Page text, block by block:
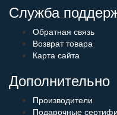
Служба
Обратная связь
Возврат товара
Карта сайта
Дополнительно
Производители
Подарочные